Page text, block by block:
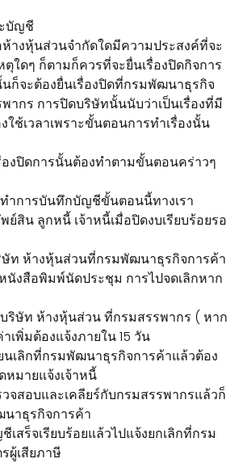
บัญชี
างหุ้นส่วนจำกัดใดมีความประสงค์ที่จะ
ตุใดๆ ก็ตามก็ควรที่จะยื่นเรื่องปิดกิจการ
ก็จะต้องยื่นเรื่องปิดที่กรมพัฒนาธุรกิจ
ากร การปิดบริษัทนั้นนับว่าเป็นเรื่องที่มี
ใช้เวลาเพราะขั้นตอนการทำเรื่องนั้น
งปิดการนั้นต้องทำตามขั้นตอนคร่าวๆ
ทำการบันทึกบัญชีขั้นตอนนี้ทางเรา
ย์สิน ลูกหนี้ เจ้าหนี้เมื่อปิดงบเรียบร้อยรอ
ษัท ห้างหุ้นส่วนที่กรมพัฒนาธุรกิจการค้า
งสือพิมพ์นัดประชุม การไปจดเลิกหาก
บริษัท ห้างหุ้นส่วน ที่กรมสรรพากร ( หาก
เพิ่มต้องแจ้งภายใน 15 วัน
นเลิกที่กรมพัฒนาธุรกิจการค้าแล้วต้อง
มายแจ้งเจ้าหนี้
วจสอบและเคลียร์กับกรมสรรพากรแล้วก็
าธุรกิจการค้า
สร็จเรียบร้อยแล้วไปแจ้งยกเลิกที่กรม
ผู้เสียภาษี